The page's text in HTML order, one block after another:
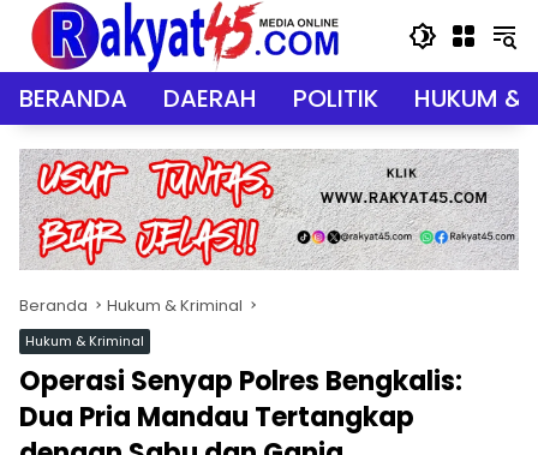
Langsung
konten
BERANDA DAERAH POLITIK HUKUM &
Beranda Hukum & Kriminal
Hukum & Kriminal
Operasi Senyap Polres Bengkalis:
Dua Pria Mandau Tertangkap